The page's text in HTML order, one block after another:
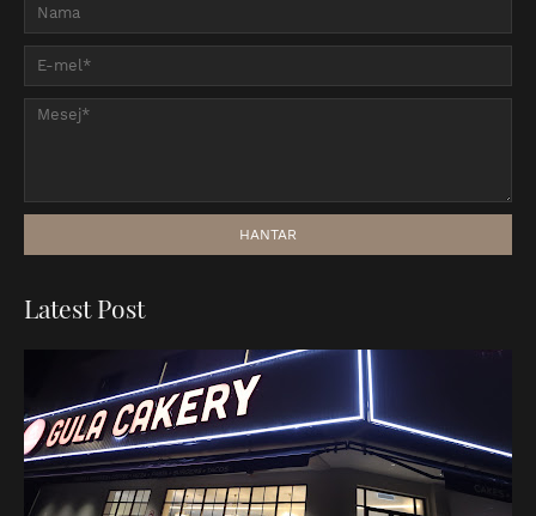
Latest Post